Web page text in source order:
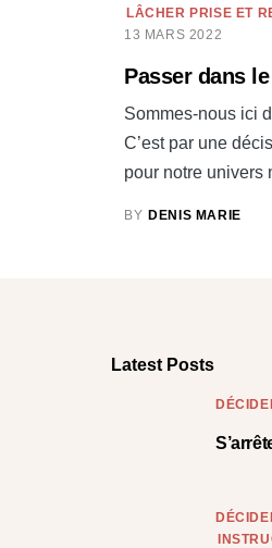
LÂCHER PRISE ET
13 MARS 2022
Passer dans
Sommes-nous ici
C’est par une
pour notre univers
BY DENIS MARIE
Latest Posts